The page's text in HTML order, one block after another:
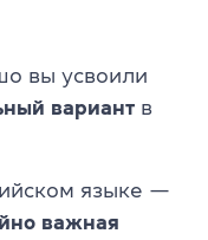
вы усвоили
вариант в
языке —
важная